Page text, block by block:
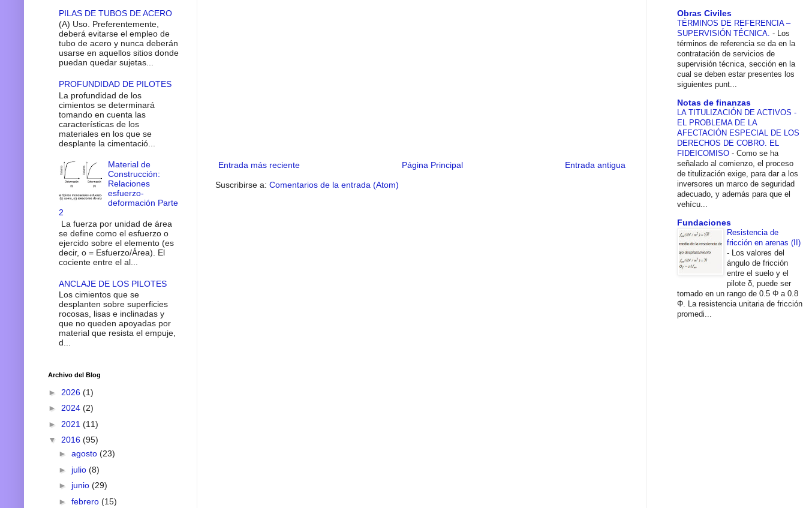
Entrada más reciente Entrada antigua
Página Principal
Suscribirse a: Comentarios de la entrada (Atom)
PILAS DE TUBOS DE ACERO
(A) Uso. Preferentemente,
deberá evitarse el empleo de
tubo de acero y nunca deberán
usarse en aquellos sitios donde
puedan quedar sujetas...
PROFUNDIDAD DE PILOTES
La profundidad de los
cimientos se determinará
tomando en cuenta las
características de los
materiales en los que se
desplante la cimentació...
Material de
Construcción:
Relaciones
esfuerzo-
deformación Parte
2
La fuerza por unidad de área
se define como el esfuerzo o
ejercido sobre el elemento (es
decir, o = Esfuerzo/Área). El
cociente entre el al...
ANCLAJE DE LOS PILOTES
Los cimientos que se
desplanten sobre superficies
rocosas, lisas e inclinadas y
que no queden apoyadas por
material que resista el empuje,
d...
Archivo del Blog
► 2026 (1)
► 2024 (2)
► 2021 (11)
▼ 2016 (95)
► agosto (23)
► julio (8)
► junio (29)
► febrero (15)
Obras Civiles
TÉRMINOS DE REFERENCIA –
SUPERVISIÓN TÉCNICA. -
Los
términos de referencia se da en la
contratación de servicios de
supervisión técnica, sección en la
cual se deben estar presentes los
siguientes punt...
Notas de finanzas
LA TITULIZACIÓN DE ACTIVOS -
EL PROBLEMA DE LA
AFECTACIÓN ESPECIAL DE LOS
DERECHOS DE COBRO. EL
FIDEICOMISO - Como se ha
señalado al comienzo, el proceso
de titulización exige, para dar a los
inversores un marco de seguridad
adecuado, y además para que el
vehícu...
Fundaciones
Resistencia de
fricción en arenas (II)
-
Los valores del
ángulo de fricción
entre el suelo y el
pilote δ, puede ser
tomado en un rango de 0.5 Φ a 0.8
Φ. La resistencia unitaria de fricción
promedi...